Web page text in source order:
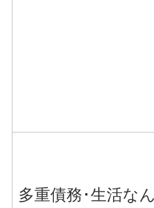
多重債務･生活な